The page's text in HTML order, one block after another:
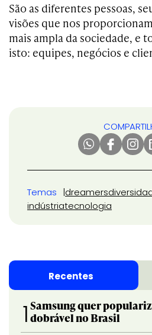
São as diferentes pessoas,
visões que nos
mais ampla da sociedade, e
isto: equipes, negócios e
Temas dreamers
indústriatecnologia
Recentes
1 Samsung quer
dobrável no Brasil